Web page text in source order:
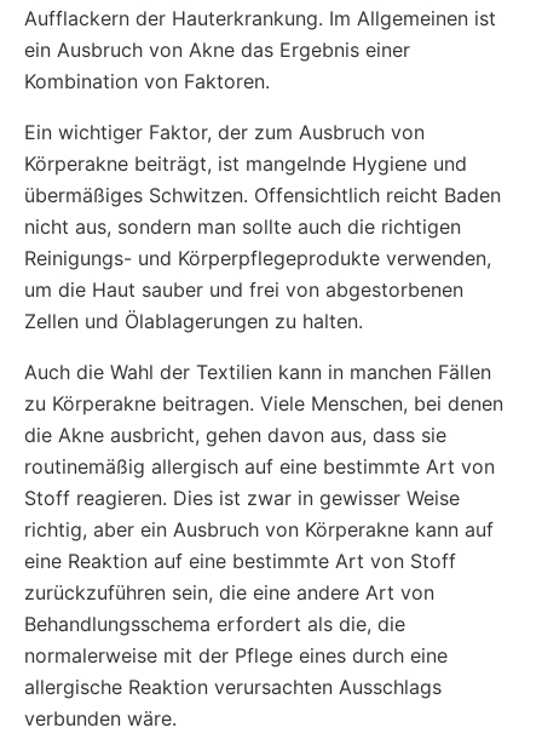
Aufflackern der Hauterkrankung. Im Allgemeinen ist
ein Ausbruch von Akne das Ergebnis einer
Kombination von Faktoren.
Ein wichtiger Faktor, der zum Ausbruch von
Körperakne beiträgt, ist mangelnde Hygiene und
übermäßiges Schwitzen. Offensichtlich reicht Baden
nicht aus, sondern man sollte auch die richtigen
Reinigungs- und Körperpflegeprodukte verwenden,
um die Haut sauber und frei von abgestorbenen
Zellen und Ölablagerungen zu halten.
Auch die Wahl der Textilien kann in manchen Fällen
zu Körperakne beitragen. Viele Menschen, bei denen
die Akne ausbricht, gehen davon aus, dass sie
routinemäßig allergisch auf eine bestimmte Art von
Stoff reagieren. Dies ist zwar in gewisser Weise
richtig, aber ein Ausbruch von Körperakne kann auf
eine Reaktion auf eine bestimmte Art von Stoff
zurückzuführen sein, die eine andere Art von
Behandlungsschema erfordert als die, die
normalerweise mit der Pflege eines durch eine
allergische Reaktion verursachten Ausschlags
verbunden wäre.